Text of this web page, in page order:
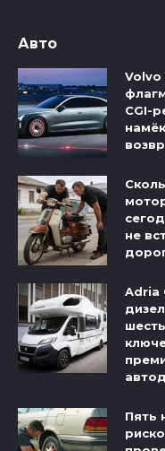
Авто
Volvo
CGI-
не
Adria
Пять